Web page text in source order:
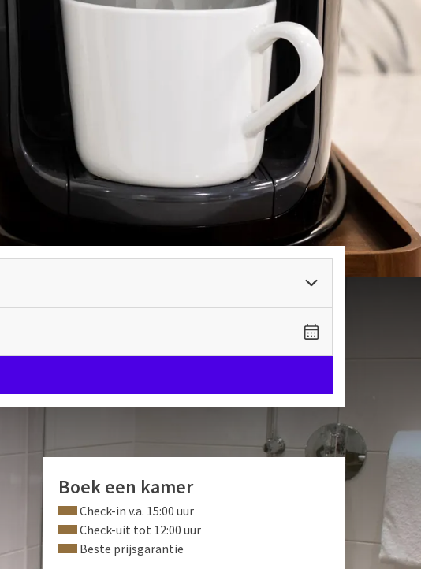
Boek een kamer
Check-in v.a. 15:00 uur
Check-uit tot 12:00 uur
Beste prijsgarantie